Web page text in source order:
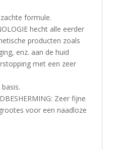
formule.
hecht alle eerder
producten zoals
enz. aan de huid
met een zeer
Zeer fijne
voor een naadloze